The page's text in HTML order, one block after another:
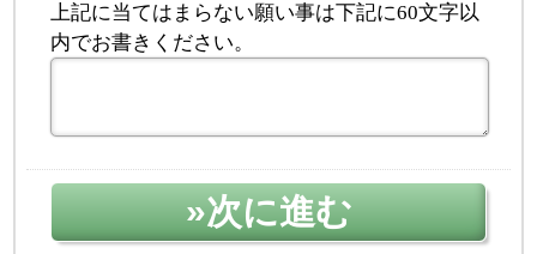
上記に当てはまらない願い事は下記に60文字以
内でお書きください。